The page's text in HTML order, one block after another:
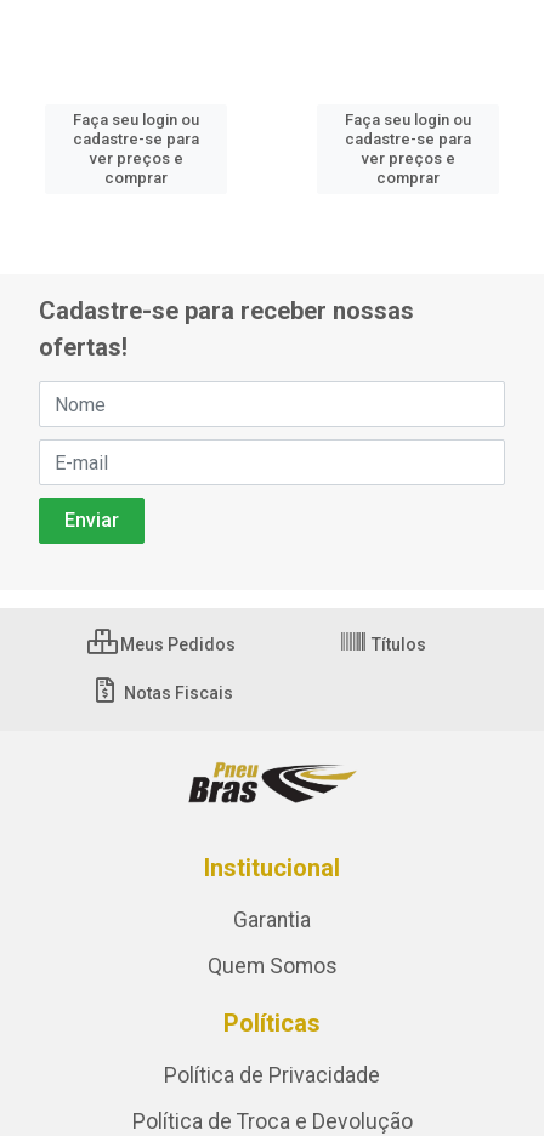
Faça seu login ou
cadastre-se para
ver preços e
comprar
Faça seu login ou
cadastre-se para
ver preços e
comprar
Cadastre-se para receber nossas
ofertas!
Meus Pedidos Títulos
Notas Fiscais
Institucional
Garantia
Quem Somos
Políticas
Política de Privacidade
Política de Troca e Devolução